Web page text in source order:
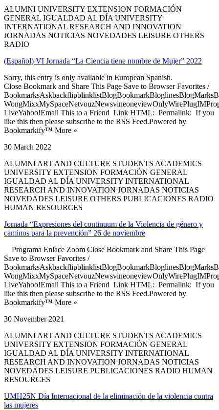
ALUMNI UNIVERSITY EXTENSION FORMACIÓN
GENERAL IGUALDAD AL DÍA UNIVERSITY
INTERNATIONAL RESEARCH AND INNOVATION
JORNADAS NOTICIAS NOVEDADES LEISURE OTHERS
RADIO
(Español) VI Jornada “La Ciencia tiene nombre de Mujer” 2022
Sorry, this entry is only available in European Spanish.
Close Bookmark and Share This Page Save to Browser Favorites /
LiveYahoo!Email This to a Friend Link HTML: Permalink: If you
like this then please subscribe to the RSS Feed.Powered by
Bookmarkify™ More »
30 March 2022
ALUMNI ART AND CULTURE STUDENTS ACADEMICS
UNIVERSITY EXTENSION FORMACIÓN GENERAL
IGUALDAD AL DÍA UNIVERSITY INTERNATIONAL
RESEARCH AND INNOVATION JORNADAS NOTICIAS
NOVEDADES LEISURE OTHERS PUBLICACIONES RADIO
HUMAN RESOURCES
Jornada “Expresiones del continuum de la Violencia de género y
caminos para la prevención” 26 de noviembre
Programa Enlace Zoom Close Bookmark and Share This Page
Save to Browser Favorites /
LiveYahoo!Email This to a Friend Link HTML: Permalink: If you
like this then please subscribe to the RSS Feed.Powered by
Bookmarkify™ More »
30 November 2021
ALUMNI ART AND CULTURE STUDENTS ACADEMICS
UNIVERSITY EXTENSION FORMACIÓN GENERAL
IGUALDAD AL DÍA UNIVERSITY INTERNATIONAL
RESEARCH AND INNOVATION JORNADAS NOTICIAS
NOVEDADES LEISURE PUBLICACIONES RADIO HUMAN
RESOURCES
UMH25N Día Internacional de la eliminación de la violencia contra
las mujeres